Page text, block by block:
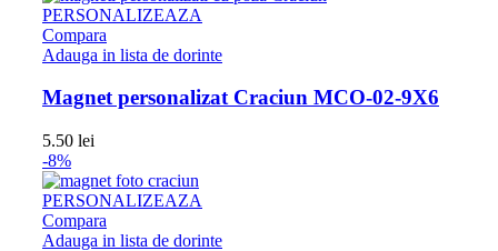
PERSONALIZEAZA
Compara
Adauga in lista de dorinte
Magnet personalizat Craciun MCO-02-9X6
5.50 lei
-8%
PERSONALIZEAZA
Compara
Adauga in lista de dorinte